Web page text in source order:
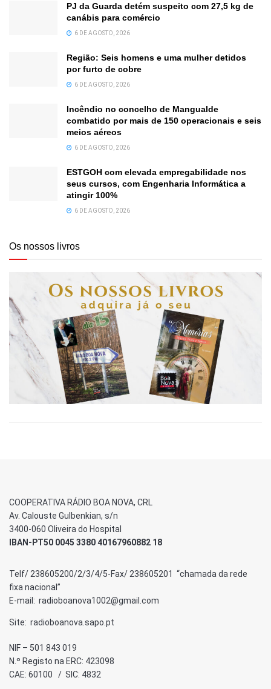
PJ da Guarda detém suspeito com 27,5 kg de
canábis para comércio
6 DE AGOSTO, 2026
Região: Seis homens e uma mulher detidos
por furto de cobre
6 DE AGOSTO, 2026
Incêndio no concelho de Mangualde
combatido por mais de 150 operacionais e seis
meios aéreos
6 DE AGOSTO, 2026
ESTGOH com elevada empregabilidade nos
seus cursos, com Engenharia Informática a
atingir 100%
6 DE AGOSTO, 2026
Os nossos livros
COOPERATIVA RÁDIO BOA NOVA, CRL
Av. Calouste Gulbenkian, s/n
3400-060 Oliveira do Hospital
IBAN-PT50 0045 3380 40167960882 18
Telf/ 238605200/2/3/4/5-Fax/ 238605201 “chamada da rede
fixa nacional”
E-mail: radioboanova1002@gmail.com
Site: radioboanova.sapo.pt
NIF – 501 843 019
N.º Registo na ERC: 423098
CAE: 60100 / SIC: 4832